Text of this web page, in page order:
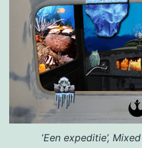
‘Een expeditie’,